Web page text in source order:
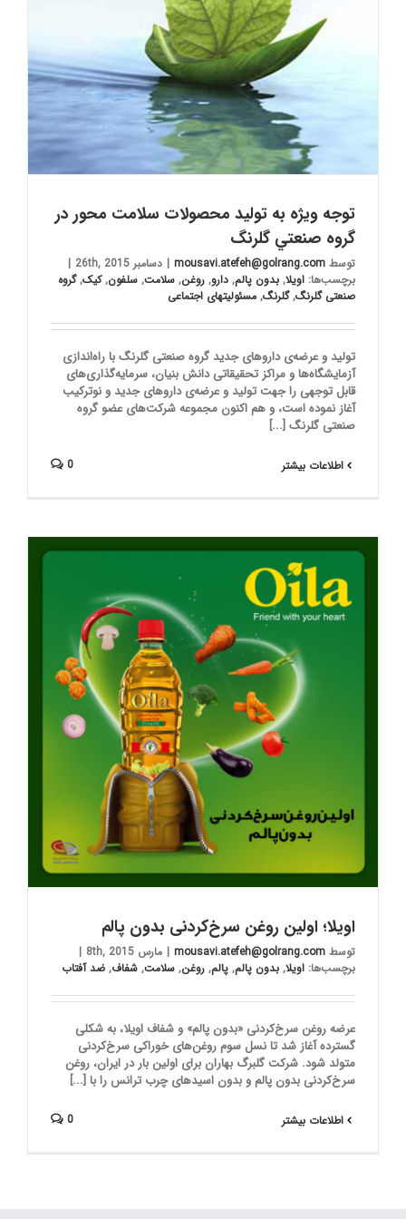
توجه ويژه به تولید محصولات سلامت محور در
گروه صنعتي گلرنگ
توسط mousavi.atefeh@golrang.com
| دسامبر 26th, 2015
|
برچسب‌ها: اویلا, بدون پالم, دارو, روغن, سلامت, سلفون,کیک,گروه
صنعتی گلرنگ,گلرنگ, مسئولیتهای اجتماعی
تولید و عرضه‌ی داروهای جدید گروه صنعتی گلرنگ با راه‌اندازی
آزمایشگاه‌ها و مراکز تحقیقاتی دانش بنیان، سرمایه‌گذاری‌های
قابل توجهی را جهت تولید و عرضه‌ی داروهای جدید و نوترکیب
آغاز نموده است، و هم اكنون مجموعه شرکت‌های عضو گروه
صنعتی گلرنگ [...]
اطلاعات بیشتر 0
اویلا؛ اولین روغن سرخ‌کردنی بدون پالم
توسط mousavi.atefeh@golrang.com
| مارس 8th, 2015
|
برچسب‌ها: اویلا, بدون پالم, پالم, روغن, سلامت, شفاف, ضد آفتاب
عرضه روغن سرخ‌کردنی «بدون پالم» و شفاف اویلا، به شکلی
گسترده آغاز شد تا نسل سوم روغن‌های خوراکی سرخ‌کردنی
متولد شود. شرکت گلبرگ بهاران برای اولین بار در ایران، روغن
سرخ‌کردنی بدون پالم و بدون اسیدهای چرب ترانس را با [...]
اطلاعات بیشتر 0